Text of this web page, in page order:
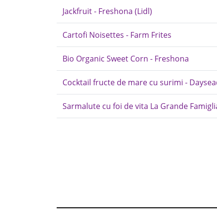
Jackfruit - Freshona (Lidl)
Cartofi Noisettes - Farm Frites
Bio Organic Sweet Corn - Freshona
Cocktail fructe de mare cu surimi -
Sarmalute cu foi de vita La Grande